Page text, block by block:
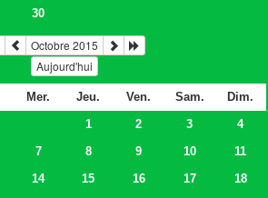
30
Octobre 2015
Aujourd'hui
Mer. Jeu. Ven. Sam.
Dim.
1 2 3
4
7 8 9 10
11
14 15 16 17
18